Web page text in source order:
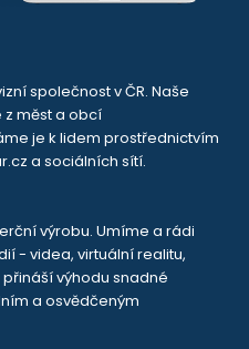
společnost v ČR. Naše
měst a obcí
je k lidem prostřednictvím
a sociálních sítí.
výrobu. Umíme a rádi
- videa, virtuální realitu,
výhodu snadné
a osvědčeným